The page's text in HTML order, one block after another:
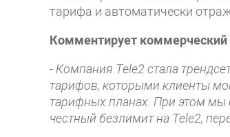
тарифа и автоматически
Комментирует коммерческий
- Компания Tele2 стала
тарифов, которыми клиенты
тарифных планах. При этом мы
честный безлимит на Tele2,